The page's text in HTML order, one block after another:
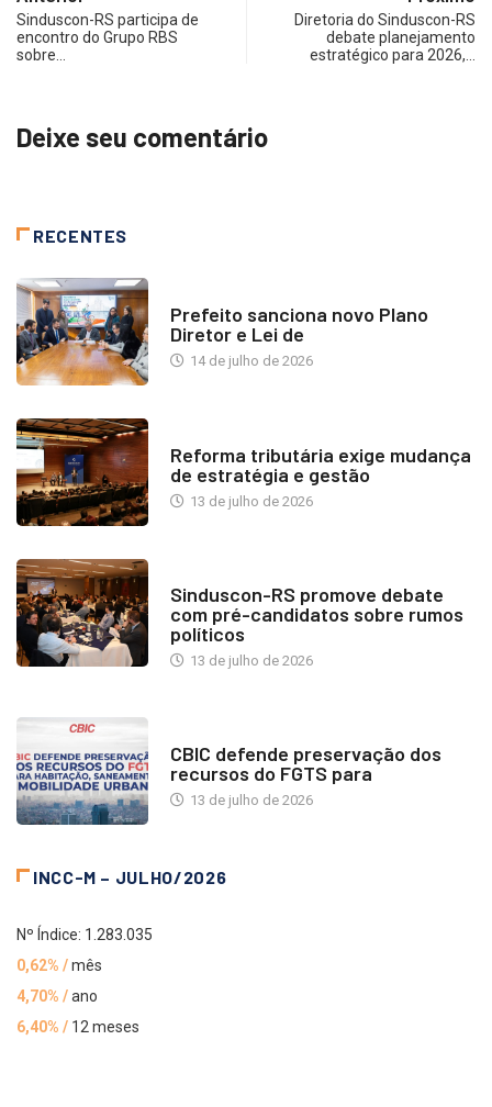
Sinduscon-RS participa de
encontro do Grupo RBS
sobre…
Diretoria do Sinduscon-RS
debate planejamento
estratégico para 2026,…
Deixe seu comentário
RECENTES
Prefeito sanciona novo Plano
Diretor e Lei de
14 de julho de 2026
Reforma tributária exige mudança
de estratégia e gestão
13 de julho de 2026
Sinduscon-RS promove debate
com pré-candidatos sobre rumos
políticos
13 de julho de 2026
CBIC defende preservação dos
recursos do FGTS para
13 de julho de 2026
INCC-M – JULHO/2026
Nº Índice: 1.283.035
0,62% /mês
4,70% /ano
6,40% / 12 meses